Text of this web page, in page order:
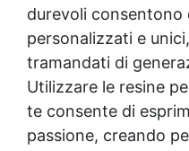
durevoli
personalizzati e
tramandati di
Utilizzare le resine
te consente di
passione, creando